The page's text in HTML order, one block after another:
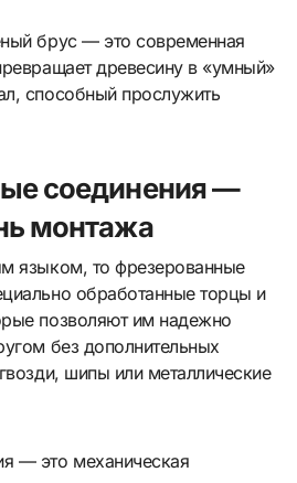
брус — это современная
древесину в «умный»
способный прослужить
соединения —
монтажа
языком, то фрезерованные
обработанные торцы и
позволяют им надежно
без дополнительных
шипы или металлические
— это механическая